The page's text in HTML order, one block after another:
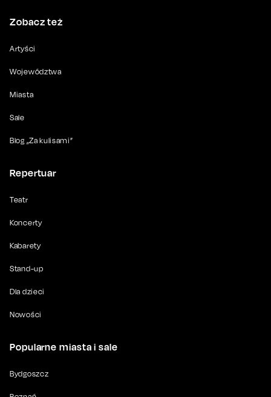
Zobacz też
Artyści
Województwa
Miasta
Sale
Blog „Za kulisami”
Repertuar
Teatr
Koncerty
Kabarety
Stand-up
Dla dzieci
Nowości
Popularne miasta i sale
Bydgoszcz